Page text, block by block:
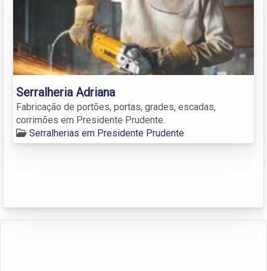
Serralheria Adriana
Fabricação de portões, portas, grades, escadas,
corrimões em Presidente Prudente.
Serralherias em Presidente Prudente